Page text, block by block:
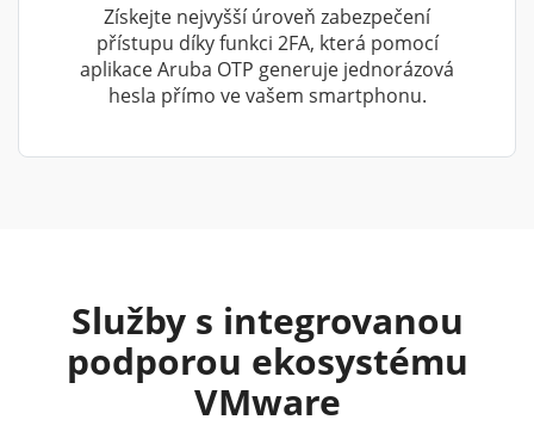
Získejte nejvyšší úroveň zabezpečení
přístupu díky funkci 2FA, která pomocí
aplikace Aruba OTP generuje jednorázová
hesla přímo ve vašem smartphonu.
Služby s integrovanou
podporou ekosystému
VMware